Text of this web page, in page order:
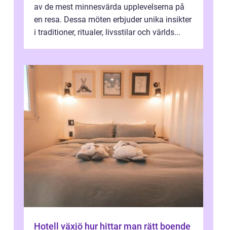
av de mest minnesvärda upplevelserna på
en resa. Dessa möten erbjuder unika insikter
i traditioner, ritualer, livsstilar och världs...
Hotell växjö hur hittar man rätt boende